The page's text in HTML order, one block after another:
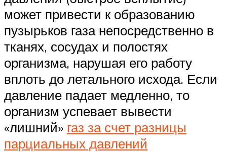
может привести к образованию
пузырьков газа непосредственно в
тканях, сосудах и полостях
организма, нарушая его работу
вплоть до летального исхода. Если
давление падает медленно, то
организм успевает вывести
«лишний» газ за счет разницы
парциальных давлений